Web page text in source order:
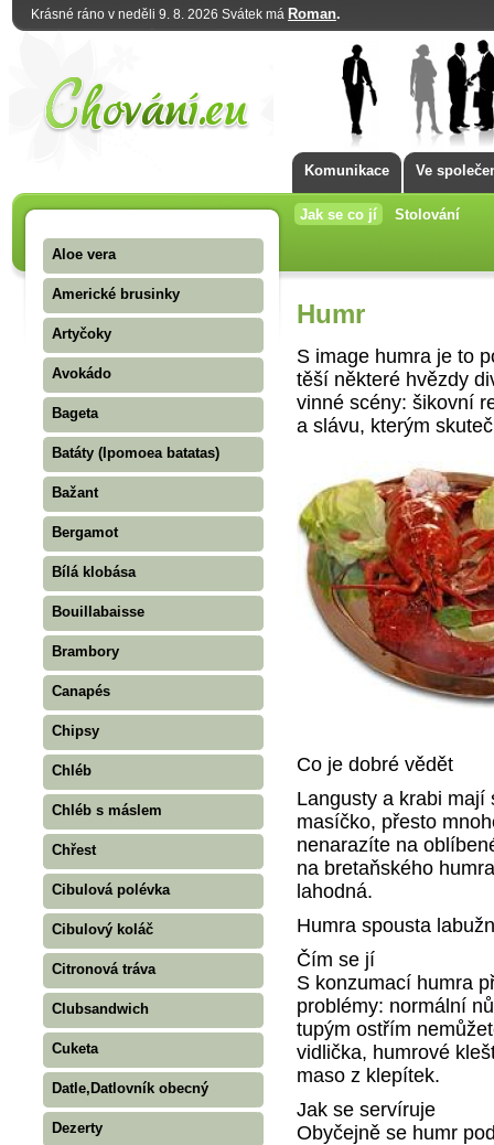
Krásné ráno v neděli 9. 8. 2026 Svátek má Roman.
Komunikace Ve
Jak se co jí Stolování
Aloe vera
Americké brusinky
Artyčoky
Avokádo
Bageta
Batáty (Ipomoea batatas)
Bažant
Bergamot
Bílá klobása
Bouillabaisse
Brambory
Canapés
Chipsy
Chléb
Chléb s máslem
Chřest
Cibulová polévka
Cibulový koláč
Citronová tráva
Clubsandwich
Cuketa
Datle,Datlovník obecný
Dezerty
Humr
S image humra je to
těší některé hvězdy
vinné scény: šikovní
a slávu, kterým
Co je dobré vědět
Langusty a krabi mají
masíčko, přesto
nenarazíte na
na bretaňského
lahodná.
Humra spousta
Čím se jí
S konzumací humra
problémy: normální
tupým ostřím
vidlička, humrové
maso z klepítek.
Jak se servíruje
Obyčejně se humr